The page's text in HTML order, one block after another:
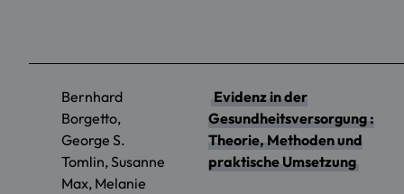
Bernhard
Borgetto,
George S.
Tomlin, Susanne
Max, Melanie
Evidenz in der
Gesundheitsversorgung :
Theorie, Methoden und
praktische Umsetzung